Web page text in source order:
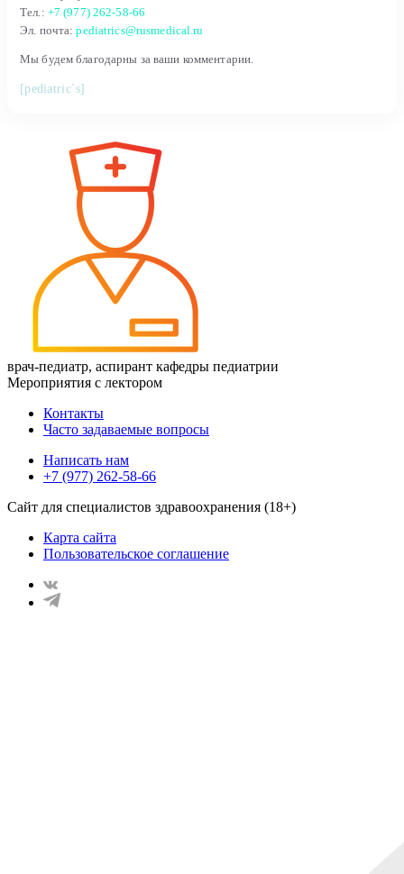
Тел.: +7 (977) 262-58-66
Эл. почта:pediatrics@rusmedical.ru
Мы будем благодарны за ваши комментарии.
[pediatric`s]
врач-педиатр, аспирант кафедры педиатрии
Мероприятия с лектором
Контакты
Часто задаваемые вопросы
Написать нам
+7 (977) 262-58-66
Сайт для специалистов здравоохранения (18+)
Карта сайта
Пользовательское соглашение